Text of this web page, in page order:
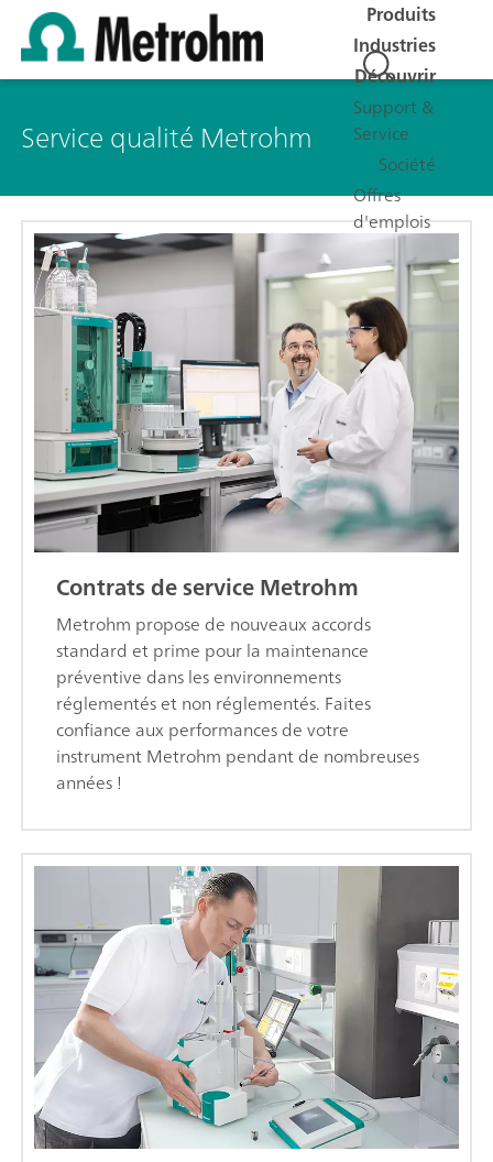
Produits
Industries
Découvrir
Support &
Service
Société
Offres
d'emplois
Service qualité Metrohm
Contrats de service Metrohm
Metrohm propose de nouveaux accords
standard et prime pour la maintenance
préventive dans les environnements
réglementés et non réglementés. Faites
confiance aux performances de votre
instrument Metrohm pendant de nombreuses
années !